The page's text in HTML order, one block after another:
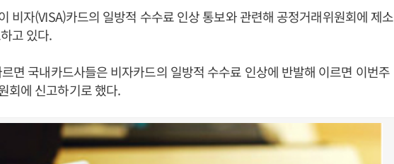
비자(VISA)카드의 일방적 수수료 인상 통보와 관련해 공정거래위원회에 제소
고 있다.
면 국내카드사들은 비자카드의 일방적 수수료 인상에 반발해 이르면 이번주
회에 신고하기로 했다.